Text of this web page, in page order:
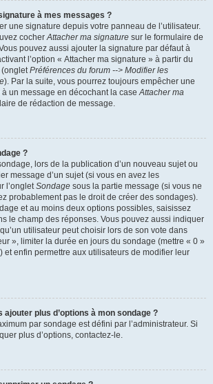
à mes messages ?
une signature depuis votre panneau de l’utilisateur.
cocherAttacher ma signature sur le formulaire de
pouvez aussi ajouter la signature par défaut à
l’option « Attacher ma signature » à partir du
(ongletPréférences du forum --> Modifier les
). Par la suite, vous pourrez toujours empêcher une
à un message en décochant la caseAttacher ma
de rédaction de message.
?
lors de la publication d’un nouveau sujet ou
message d’un sujet (si vous en avez les
l’ongletSondage sous la partie message (si vous ne
probablement pas le droit de créer des sondages).
et au moins deux options possibles, saisissez
le champ des réponses. Vous pouvez aussi indiquer
utilisateur peut choisir lors de son vote dans
», limiter la durée en jours du sondage (mettre « 0 »
et enfin permettre aux utilisateurs de modifier leur
ajouter plus d’options à mon sondage ?
par sondage est défini par l’administrateur. Si
plus d’options, contactez-le.